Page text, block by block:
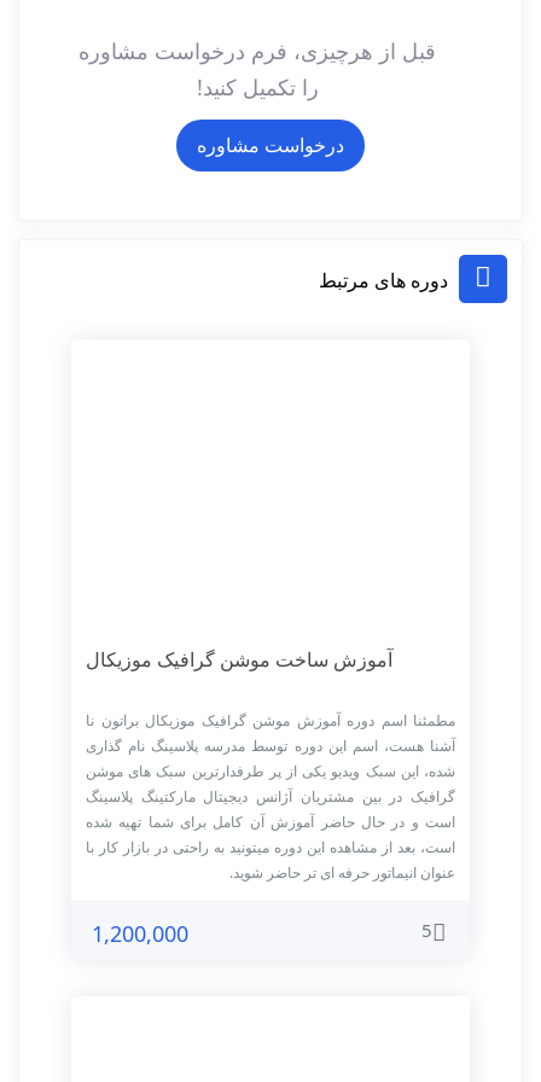
قبل از هرچیزی، فرم درخواست مشاوره
را تکمیل کنید!
درخواست مشاوره
دوره های مرتبط
آموزش ساخت موشن گرافیک موزیکال
مطمئنا اسم دوره آموزش موشن گرافیک موزیکال براتون نا
آشنا هست، اسم این دوره توسط مدرسه پلاسینگ نام گذاری
شده، این سبک ویدیو یکی از پر طرفدارترین سبک های موشن
گرافیک در بین مشتریان آژانس دیجیتال مارکتینگ پلاسینگ
است و در حال حاضر آموزش آن کامل برای شما تهیه شده
است، بعد از مشاهده این دوره میتونید به راحتی در بازار کار با
عنوان انیماتور حرفه ای تر حاضر شوید.
5
1,200,000